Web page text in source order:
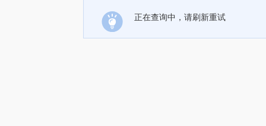
正在查询中，请刷新重试